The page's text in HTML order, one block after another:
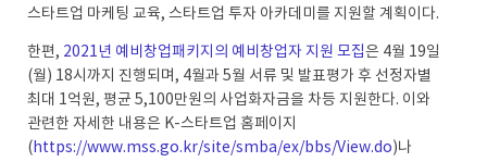
스타트업 마케팅 교육, 스타트업 투자 아카데미를 지원할 계획이다.
한편, 2021년 예비창업패키지의 예비창업자 지원 모집은 4월 19일
(월) 18시까지 진행되며, 4월과 5월 서류 및 발표평가 후 선정자별
최대 1억원, 평균 5,100만원의 사업화자금을 차등 지원한다. 이와
관련한 자세한 내용은 K-스타트업 홈페이지
( https://www.mss.go.kr/site/smba/ex/bbs/View.do)나